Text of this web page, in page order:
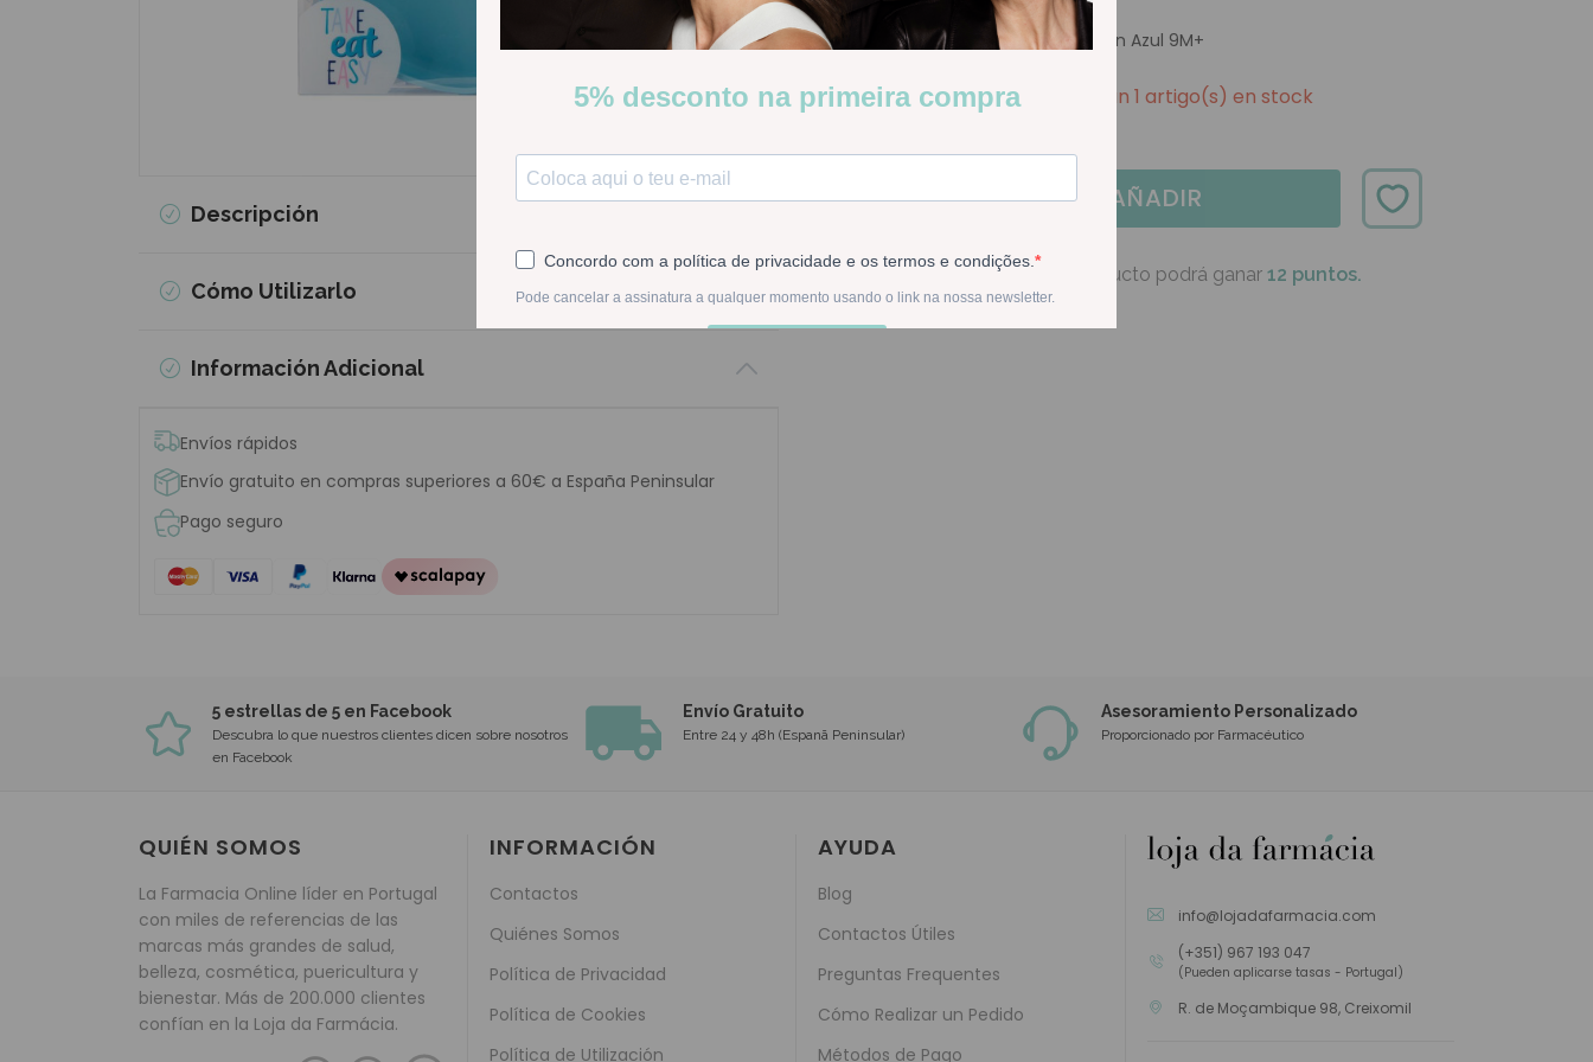
Descripción
Cómo Utilizarlo
Información Adicional
Envíos rápidos
Envío gratuito en compras superiores a 60€ a España Peninsular
Pago seguro
Ch.ali10217260000 Plato Sil Corazón Azul 9M+
Pocas Unidades
Quedan 1 artigo(s) en stock
- 1 + AÑADIR
En la compra de este producto podrá ganar 12 puntos.
5 estrellas de 5 en Facebook
Descubra lo que nuestros clientes dicen sobre nosotros
en Facebook
Envío Gratuito
Entre 24 y 48h (Espanã Peninsular)
Asesoramiento Personalizado
Proporcionado por Farmacéutico
QUIÉN SOMOS
La Farmacia Online líder en Portugal
con miles de referencias de las
marcas más grandes de salud,
belleza, cosmética, puericultura y
bienestar. Más de 200.000 clientes
confían en la Loja da Farmácia.
INFORMACIÓN
Contactos
Quiénes Somos
Política de Privacidad
Política de Cookies
Política de Utilización
AYUDA
Blog
Contactos Útiles
Preguntas Frequentes
Cómo Realizar un Pedido
Métodos de Pago
info@lojadafarmacia.com
(+351) 967 193 047
(Pueden aplicarse tasas - Portugal)
R. de Moçambique 98, Creixomil